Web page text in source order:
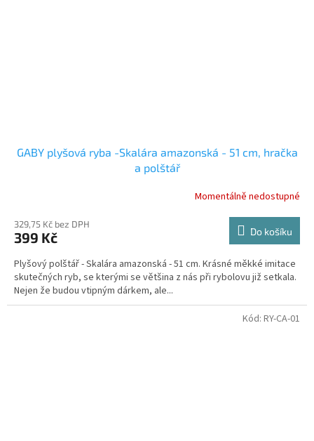
GABY plyšová ryba -Skalára amazonská - 51 cm, hračka
a polštář
Momentálně nedostupné
329,75 Kč bez DPH
399 Kč Do košíku
Plyšový polštář - Skalára amazonská - 51 cm. Krásné měkké imitace
skutečných ryb, se kterými se většina z nás při rybolovu již setkala.
Nejen že budou vtipným dárkem, ale...
Kód: RY-CA-01